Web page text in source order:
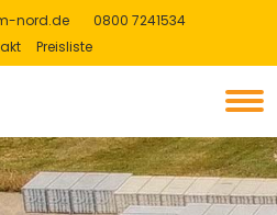
nord.de
0800 7241534
Preisliste